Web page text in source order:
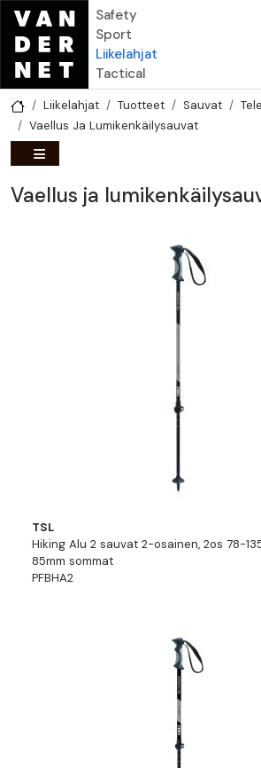
Hyppää pääsisältöön
Safety
Sport
Liikelahjat
Tactical
Liikelahjat Tuotteet Sauvat
Vaellus Ja Lumikenkäilysauvat
Vaellus ja
TSL
Hiking Alu 2 sauvat 2-osainen, 2os 78-
85mm sommat
PFBHA2